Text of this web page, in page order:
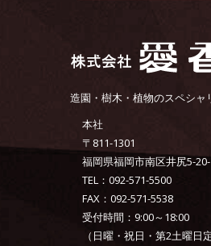
造園・樹木・植物のスペシャ
本社
〒811-1301
福岡県福岡市南区井尻5-
TEL：092-571-5500
FAX：092-571-5538
受付時間：9:00～18:00
（日曜・祝日・第2土曜日